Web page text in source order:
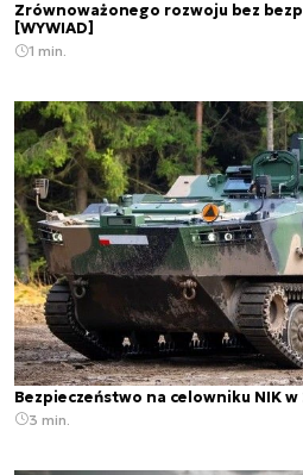
Zrównoważonego rozwoju bez
[WYWIAD]
1 min.
Bezpieczeństwo na celowniku NIK
3 min.